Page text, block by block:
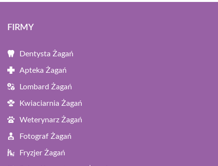
FIRMY
Dentysta Żagań
Apteka Żagań
Lombard Żagań
Kwiaciarnia Żagań
Weterynarz Żagań
Fotograf Żagań
Fryzjer Żagań